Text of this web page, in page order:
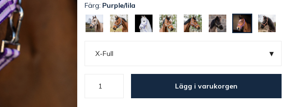
Färg: Purple/lila
X-Full ▾
Lägg i varukorgen